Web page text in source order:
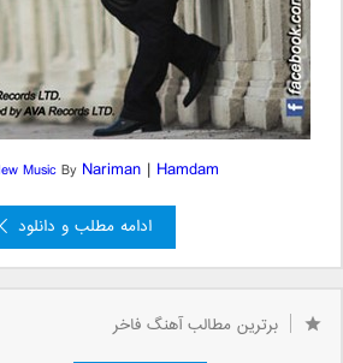
MusicBy Nariman| Hamdam
ادامه مطلب و دانلود
برترین مطالب آهنگ فاخر